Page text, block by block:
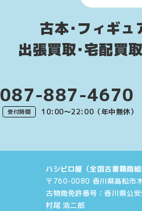
古本･フィギュ
出張買取･宅配買
087-887-4670
受付時間 10:00〜22:00（年中無休）
ハシビロ屋（全国古書籍商組
〒760-0080 香川県高松市
古物商免許番号：香川県公
村尾 浩二郎